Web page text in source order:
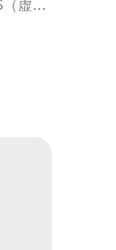
虚拟
及如